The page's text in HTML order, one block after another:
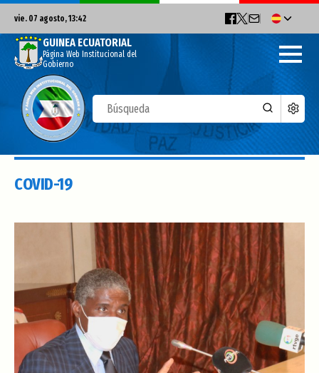
vie. 07 agosto, 13:42
GUINEA ECUATORIAL
Página Web Institucional del
Gobierno
COVID-19